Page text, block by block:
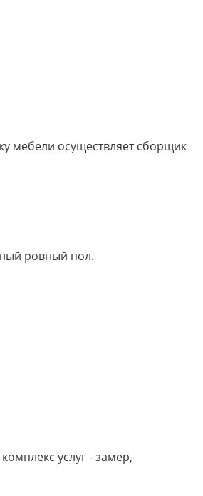
мебели осуществляет сборщик
ровный пол.
услуг - замер,